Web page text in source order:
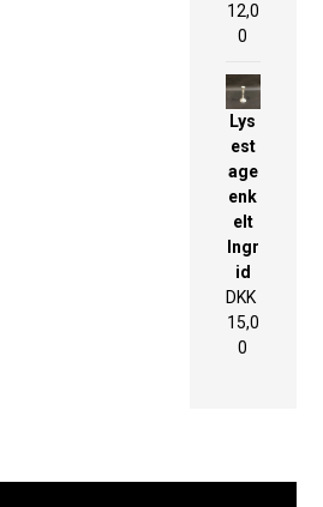
12,0
0
Lys
est
age
enk
elt
Ingr
id
DKK
15,0
0